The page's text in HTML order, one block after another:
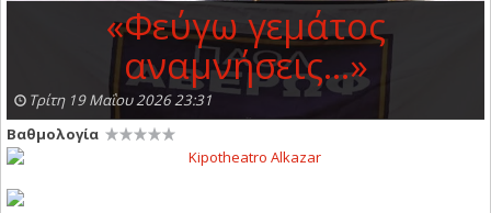
«Φεύγω γεμάτος
αναμνήσεις...»
Τρίτη 19 Μαΐου 2026 23:31
Βαθμολογία